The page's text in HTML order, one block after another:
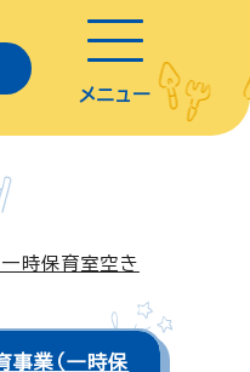
メニュー
時保育室空き
事業（一時保